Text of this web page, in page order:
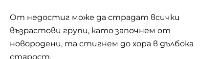
От недостиг може да страдат всички
възрастови групи, като започнем от
новородени, та стигнем до хора в дълбока
старост.